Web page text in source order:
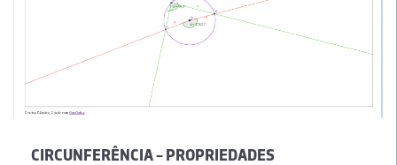
CIRCUNFERÊNCIA - PROPRIEDADES